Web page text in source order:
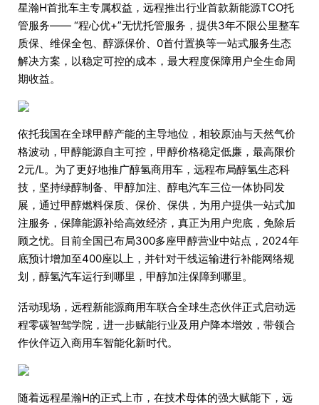
星瀚H首批车主专属权益，远程推出行业首款新能源TCO托
管服务—— “程心优+”无忧托管服务，提供3年不限公里整车
质保、维保全包、醇源保价、0首付置换等一站式服务生态
解决方案，以稳定可控的成本，最大程度保障用户全生命周
期收益。
依托我国在全球甲醇产能的主导地位，相较原油与天然气价
格波动，甲醇能源自主可控，甲醇价格稳定低廉，最高限价
2元/L。为了更好地推广醇氢商用车，远程布局醇氢生态科
技，坚持绿醇制备、甲醇加注、醇电汽车三位一体协同发
展，通过甲醇燃料保质、保价、保供，为用户提供一站式加
注服务，保障能源补给高效经济，真正为用户兜底，免除后
顾之忧。目前全国已布局300多座甲醇营业中站点，2024年
底预计增加至400座以上，并针对干线运输进行补能网络规
划，醇氢汽车运行到哪里，甲醇加注保障到哪里。
活动现场，远程新能源商用车联合全球生态伙伴正式启动远
程零碳智驾学院，进一步赋能行业及用户降本增效，带领合
作伙伴迈入商用车智能化新时代。
随着远程星瀚H的正式上市，在技术母体的强大赋能下，远